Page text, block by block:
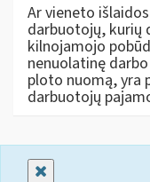
Ar vieneto
darbuotojų, kurių
kilnojamojo
nenuolatinę
ploto nuomą, yra
darbuotojų